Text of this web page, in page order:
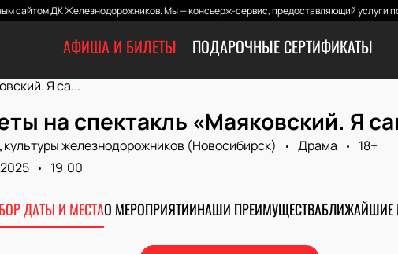
сайтом ДК Железнодорожников. Мы — консьерж-сервис, предоставляющий услуги
АФИША И БИЛЕТЫ ПОДАРОЧНЫЕ СЕРТИФИКАТЫ
Я са...
на спектакль «Маяковский. Я
железнодорожников (Новосибирск) Драма
18+
19:00
ДАТЫ И МЕСТАО МЕРОПРИЯТИИНАШИ ПРЕИМУЩЕСТВАБЛИЖАЙШИЕ